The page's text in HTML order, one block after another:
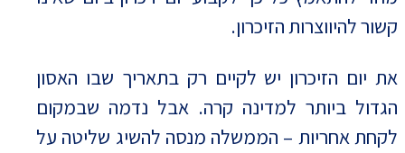
קשור להיווצרות הזיכרון.
את יום הזיכרון יש לקיים רק בתאריך שבו האסון
הגדול ביותר למדינה קרה. אבל נדמה שבמקום
לקחת אחריות – הממשלה מנסה להשיג שליטה על